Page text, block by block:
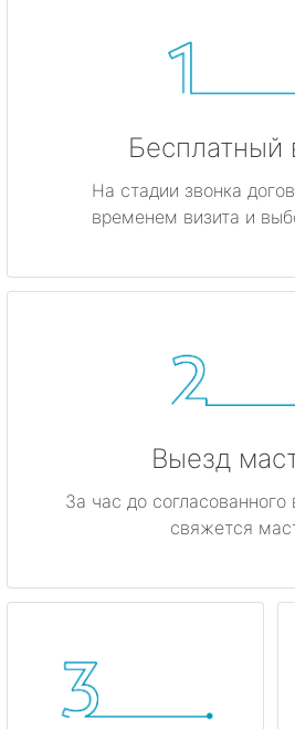
Бесплатный
На стадии звонка
временем визита и
Выезд
За час до
свяжется